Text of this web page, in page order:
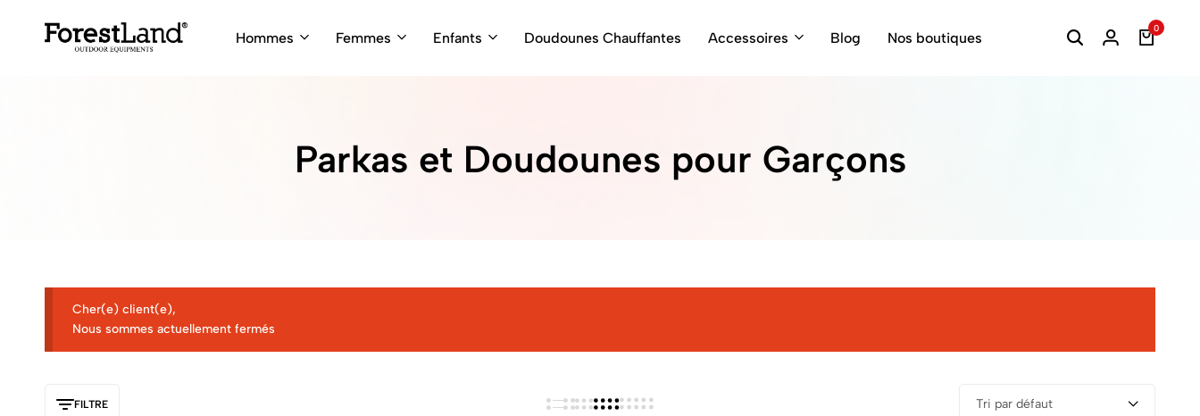
Hommes Femmes Enfants Doudounes Chauffantes Accessoires Blog Nos boutiques
0
Parkas et Doudounes pour Garçons
Cher(e) client(e),
Nous sommes actuellement fermés
FILTRE Tri par défaut